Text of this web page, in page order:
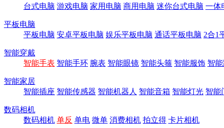
台式电脑 游戏电脑 家用电脑 商用电脑 迷你台式电脑 一体
平板电脑
平板电脑 安卓平板电脑 娱乐平板电脑 通话平板电脑 2合1
智能穿戴
智能手表 智能手环 腕表 智能眼镜 智能头箍 智能服饰 智
智能家居
智能插座 智能传感器 智能机器人 智能音箱 智能灯光 智能
数码相机
数码相机 单反 单电 微单 消费相机 拍立得 卡片相机